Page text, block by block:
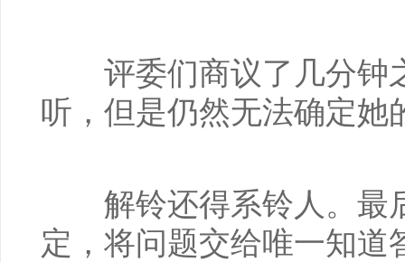
评委们商议了几分钟
听，但是仍然无法确定她
解铃还得系铃人。最
定，将问题交给唯一知道